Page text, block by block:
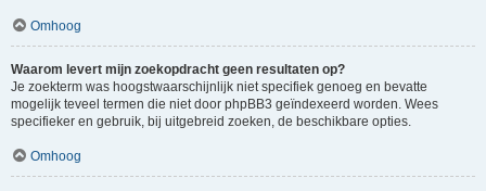
Omhoog
Waarom levert mijn zoekopdracht geen resultaten op?
Je zoekterm was hoogstwaarschijnlijk niet specifiek genoeg en bevatte
mogelijk teveel termen die niet door phpBB3 geïndexeerd worden. Wees
specifieker en gebruik, bij uitgebreid zoeken, de beschikbare opties.
Omhoog